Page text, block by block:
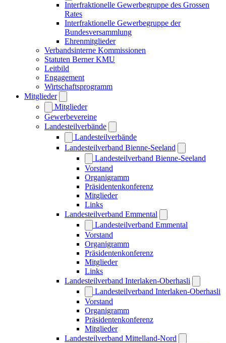
Interfraktionelle Gewerbegruppe des Grossen
Rates
Interfraktionelle Gewerbegruppe der
Bundesversammlung
Ehrenmitglieder
Verbandsinterne Kommissionen
Statuten Berner KMU
Leitbild
Engagement
Wirtschaftsprogramm
Mitglieder
Mitglieder
Gewerbevereine
Landesteilverbände
Landesteilverbände
Landesteilverband Bienne-Seeland
Landesteilverband Bienne-Seeland
Vorstand
Organigramm
Präsidentenkonferenz
Mitglieder
Links
Landesteilverband Emmental
Landesteilverband Emmental
Vorstand
Organigramm
Präsidentenkonferenz
Mitglieder
Links
Landesteilverband Interlaken-Oberhasli
Landesteilverband Interlaken-Oberhasli
Vorstand
Organigramm
Präsidentenkonferenz
Mitglieder
Landesteilverband Mittelland-Nord